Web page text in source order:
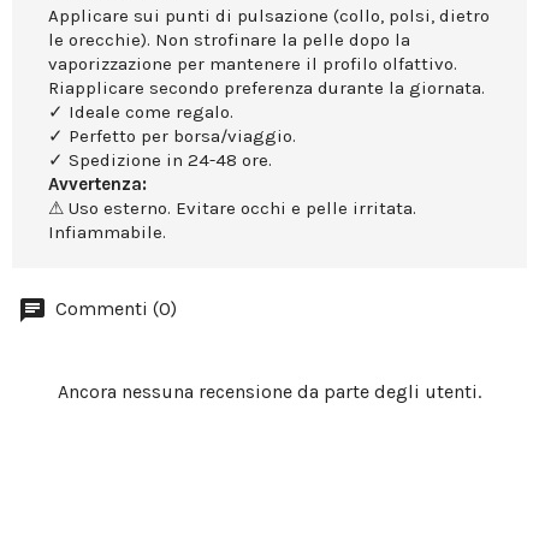
Applicare sui punti di pulsazione (collo, polsi, dietro
le orecchie). Non strofinare la pelle dopo la
vaporizzazione per mantenere il profilo olfattivo.
Riapplicare secondo preferenza durante la giornata.
✓ Ideale come regalo.
✓ Perfetto per borsa/viaggio.
✓ Spedizione in 24-48 ore.
Avvertenza:
⚠ Uso esterno. Evitare occhi e pelle irritata.
Infiammabile.
Commenti (0)
Ancora nessuna recensione da parte degli utenti.